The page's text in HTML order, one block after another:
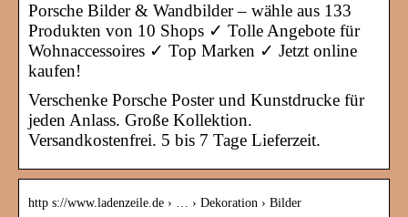
Porsche Bilder & Wandbilder – wähle aus 133
Produkten von 10 Shops ✓ Tolle Angebote für
Wohnaccessoires ✓ Top Marken ✓ Jetzt online
kaufen!
Verschenke Porsche Poster und Kunstdrucke für
jeden Anlass. Große Kollektion.
Versandkostenfrei. 5 bis 7 Tage Lieferzeit.
http s://www.ladenzeile.de › … › Dekoration › Bilder